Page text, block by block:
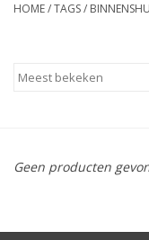
Steps huren of
HOME/TAGS/
Geen producten